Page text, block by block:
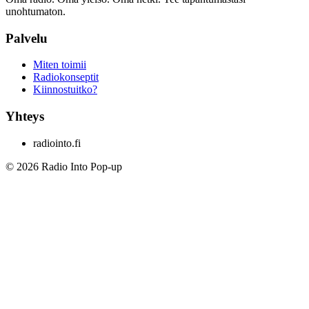
unohtumaton.
Palvelu
Miten toimii
Radiokonseptit
Kiinnostuitko?
Yhteys
radiointo.fi
© 2026 Radio Into Pop-up